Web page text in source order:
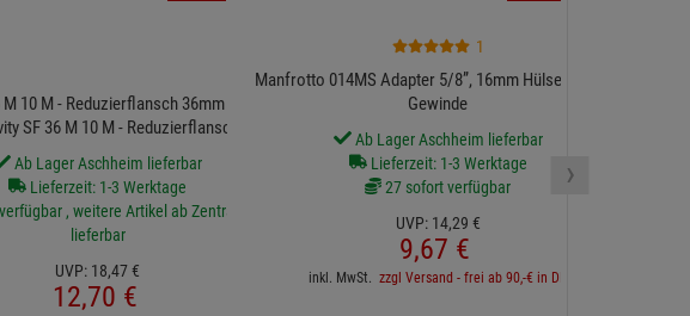
10 M - Reduzierflansch 36mm auf M10
SF 36 M 10 M - Reduzierflansch 36mm
auf M1
Ab Lager Aschheim lieferbar
Lieferzeit: 1-3 Werktage
, weitere Artikel ab Zentrallager
lieferbar
UVP: 18,47€
12,70 €
1
Manfrotto 014MS Adapter 5/8”, 16mm Hülse mit M10
Gewinde
Ab Lager Aschheim lieferbar
Lieferzeit: 1-3 Werktage
27 sofort verfügbar
UVP: 14,29 €
9,67 €
inkl. MwSt. zzgl Versand - frei ab 90,-€ in DE
›